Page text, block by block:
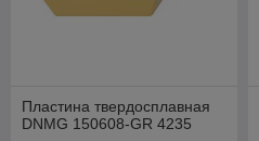
Пластина твердосплавная
DNMG 150608-GR 4235